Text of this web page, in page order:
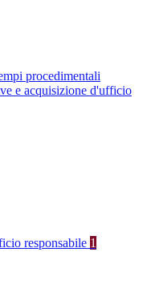
procedimentali
e acquisizione d'ufficio
responsabile 1